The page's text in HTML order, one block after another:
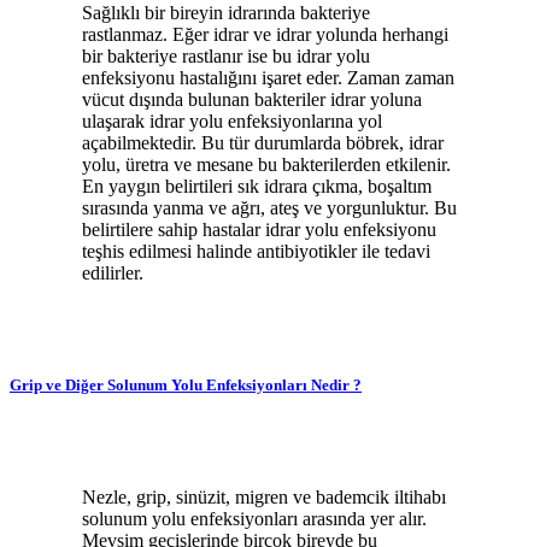
Sağlıklı bir bireyin idrarında bakteriye
rastlanmaz. Eğer idrar ve idrar yolunda herhangi
bir bakteriye rastlanır ise bu idrar yolu
enfeksiyonu hastalığını işaret eder. Zaman zaman
vücut dışında bulunan bakteriler idrar yoluna
ulaşarak idrar yolu enfeksiyonlarına yol
açabilmektedir. Bu tür durumlarda böbrek, idrar
yolu, üretra ve mesane bu bakterilerden etkilenir.
En yaygın belirtileri sık idrara çıkma, boşaltım
sırasında yanma ve ağrı, ateş ve yorgunluktur. Bu
belirtilere sahip hastalar idrar yolu enfeksiyonu
teşhis edilmesi halinde antibiyotikler ile tedavi
edilirler.
Grip ve Diğer Solunum Yolu Enfeksiyonları Nedir ?
Nezle, grip, sinüzit, migren ve bademcik iltihabı
solunum yolu enfeksiyonları arasında yer alır.
Mevsim geçişlerinde birçok bireyde bu